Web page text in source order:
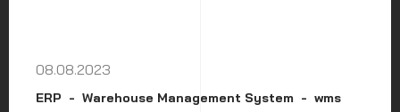
08.08.2023
ERP Warehouse Management System wms